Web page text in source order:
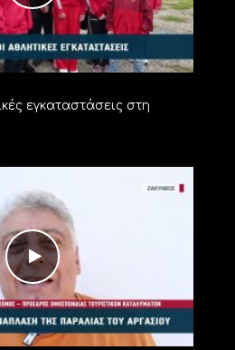
εγκαταστάσεις στη